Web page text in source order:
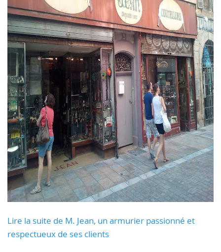
Lire la suite de M. Jean, un armurier passionné et
respectueux de ses clients